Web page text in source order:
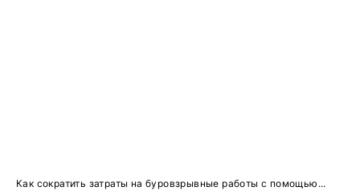
Как сократить затраты на буровзрывные работы с помощью...